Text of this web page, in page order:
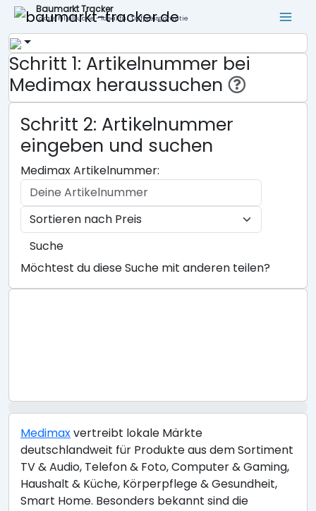
Baumarkt Tracker
Lokale Filialsuche - ideal für Tiefpreisgarantie
Schritt 1: Artikelnummer bei
Medimax heraussuchen
Schritt 2: Artikelnummer
eingeben und suchen
Medimax Artikelnummer:
Suche
Möchtest du diese Suche mit anderen teilen?
Medimaxvertreibt lokale Märkte
deutschlandweit für Produkte aus dem Sortiment
TV & Audio, Telefon & Foto, Computer & Gaming,
Haushalt & Küche, Körperpflege & Gesundheit,
Smart Home. Besonders bekannt sind die